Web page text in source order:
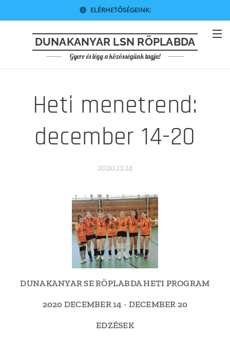
ELÉRHETŐSÉGEINK:
DUNAKANYAR LSN RÖPLABDA
Gyere és légy a közösségünk tagja!
Heti menetrend:
december 14-20
2020.12.14
DUNAKANYAR SE RÖPLABDA HETI PROGRAM
2020 DECEMBER 14 - DECEMBER 20
EDZÉSEK